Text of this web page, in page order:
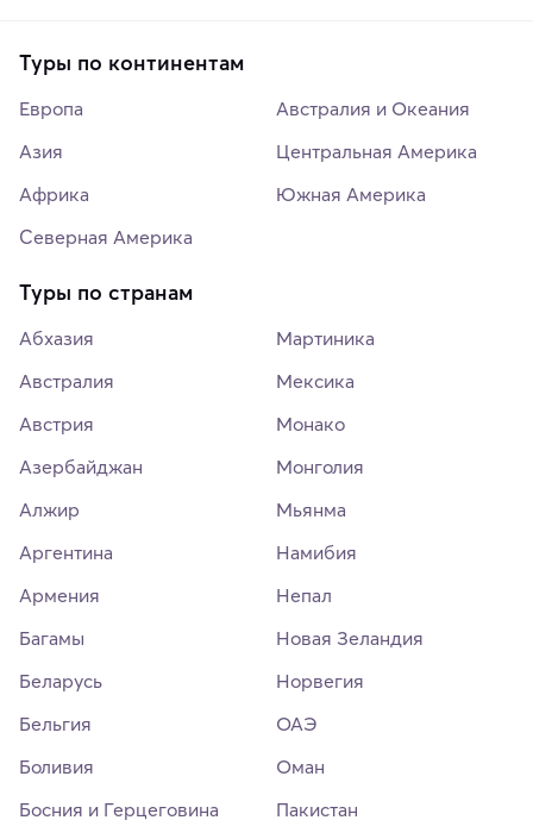
Туры по континентам
Европа
Азия
Африка
Северная Америка
Австралия и Океания
Центральная Америка
Южная Америка
Туры по странам
Абхазия
Австралия
Австрия
Азербайджан
Алжир
Аргентина
Армения
Багамы
Беларусь
Бельгия
Боливия
Босния и Герцеговина
Мартиника
Мексика
Монако
Монголия
Мьянма
Намибия
Непал
Новая Зеландия
Норвегия
ОАЭ
Оман
Пакистан